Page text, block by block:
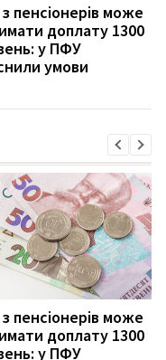
пенсіонерів може
доплату 1300
у ПФУ
умови
пенсіонерів може
доплату 1300
у ПФУ